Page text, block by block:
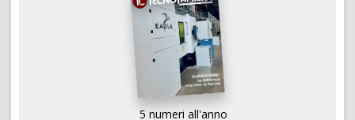
5 numeri all'anno